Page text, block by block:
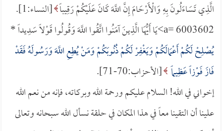
الَّذِي تَسَاءَلُونَ بِهِ وَالْأَرْحَامَ إِنَّ اللَّهَ كَانَ عَلَيْكُمْ رَقِيباً [النساء:1].
a= 6003602>يَا أَيُّهَا الَّذِينَ آمَنُوا اتَّقُوا اللَّهَ وَقُولُوا قَوْلاً سَدِيداً *
يُصْلِحْ لَكُمْ أَعْمَالَكُمْ وَيَغْفِرْ لَكُمْ ذُنُوبَكُمْ وَمَنْ يُطِعِ اللَّهَ وَرَسُولَهُ فَقَدْ
فَازَ فَوْزاً عَظِيماً [الأحزاب:70-71].
إخواني في الله! السلام عليكم ورحمة الله وبركاته، فإنه من نعم الله
علينا أن التقينا معاً في هذا المكان في حلقة نسأل الله سبحانه وتعالى